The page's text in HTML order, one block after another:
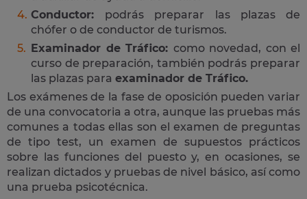
Conductor: podrás preparar las plazas de
chófer o de conductor de turismos.
Examinador de Tráfico: como novedad, con el
curso de preparación, también podrás preparar
las plazas para examinador de Tráfico.
Los exámenes de la fase de oposición pueden variar
de una convocatoria a otra, aunque las pruebas más
comunes a todas ellas son el examen de preguntas
de tipo test, un examen de supuestos prácticos
sobre las funciones del puesto y, en ocasiones, se
realizan dictados y pruebas de nivel básico, así como
una prueba psicotécnica.